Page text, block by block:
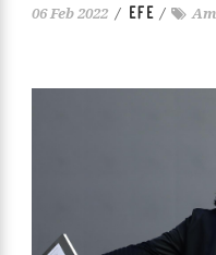
06 Feb 2022 / EFE /